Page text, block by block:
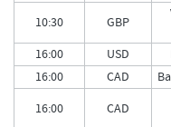
10:30
GBP
16:00
USD
16:00
CAD
16:00
CAD